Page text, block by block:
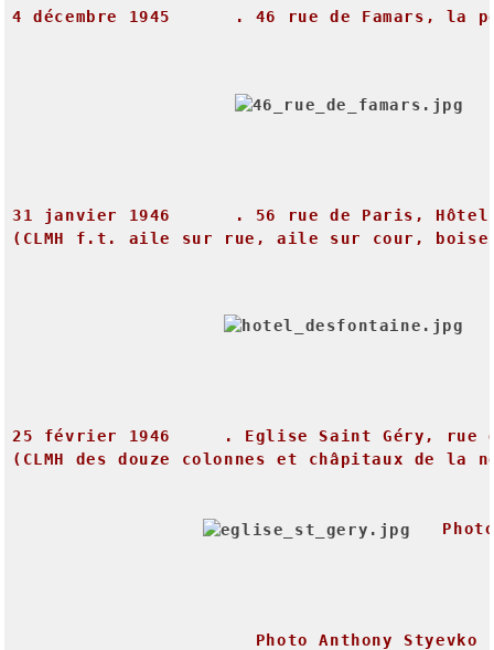
4 décembre 1945 . 46 rue de Famars, la
31 janvier 1946 . 56 rue de Paris,
Hôtel
(CLMH
f.t. aile sur rue, aile sur cour,
25 février 1946 . Eglise Saint Géry, rue
(CLMH
des douze colonnes et châpitaux de la
Photo Anthony Styevko